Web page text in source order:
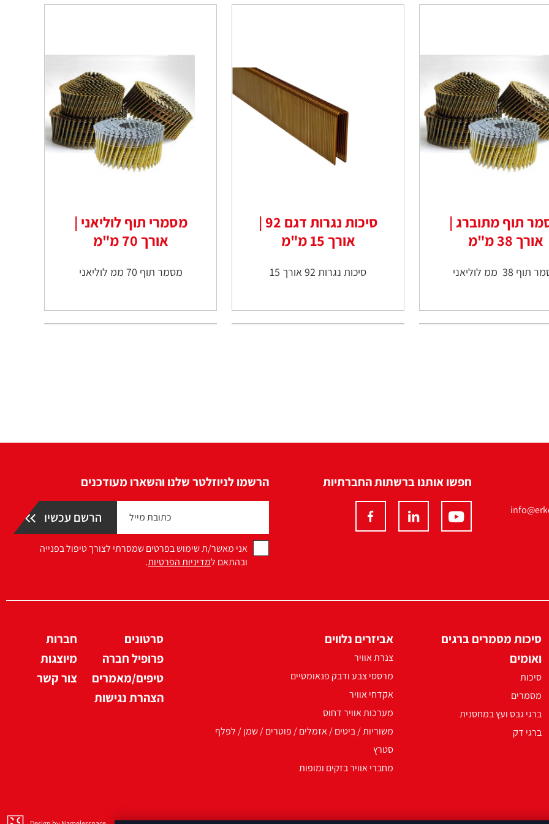
תוף מתוברג |
אורך 38 מ"מ
38 ממ לוליאני
סיכות נגרות דגם 92 |
אורך 15 מ"מ
סיכות נגרות 92 אורך 15
מסמרי תוף לוליאני |
אורך 70 מ"מ
מסמר תוף 70 ממ לוליאני
חפשו אותנו ברשתות החברתיות הרשמו לניוזלטר שלנו והשארו מעודכנים
אני מאשר/ת שימוש בפרטים שמסרתי לצורך טיפול בפנייה
ובהתאם למדיניות הפרטיות.
סיכות מסמרים ברגים
ואומים
סיכות
מסמרים
ברגי גבס ועץ במחסנית
ברגי דק
אביזרים נלווים
צנרת אוויר
מרססי צבע ודבק פנאומטיים
אקדחי אוויר
מערכות אוויר דחוס
משוריות / ביטים / אזמלים / פוטרים / שמן / לפלף
סטרץ
מחברי אוויר בזקים ומופות
סרטונים
פרופיל חברה
טיפים/מאמרים
הצהרת נגישות
חברות
מיוצגות
צור קשר